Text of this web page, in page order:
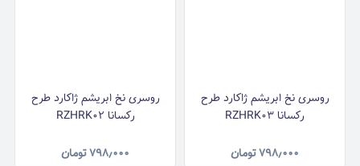
روسری نخ ابریشم ژاکارد طرح
رکسانا RZHRK03
۷۹۸٫۰۰۰تومان
روسری نخ ابریشم ژاکارد طرح
رکسانا RZHRK02
۷۹۸٫۰۰۰تومان